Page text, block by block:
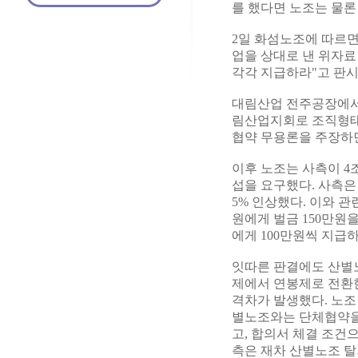
를 했다면 노조는 물
2일 화섬노조에 따르
업을 상대로 낸 위자
각각 지급하라"고 판
대림산업 전주공장에
림산업지회로 조직형
협약 무용론을 주장
이후 노조는 사측이 4
섭을 요구했다. 사측
5% 인상했다. 이와
원에게 벌금 150만원
에게 100만원씩 지급
잇따른 판결에도 산별
제에서 연봉제로 전환
격차가 발생했다. 노
별노조와는 단체협약
고, 합의서 체결 조건
측은 재차 산별노조